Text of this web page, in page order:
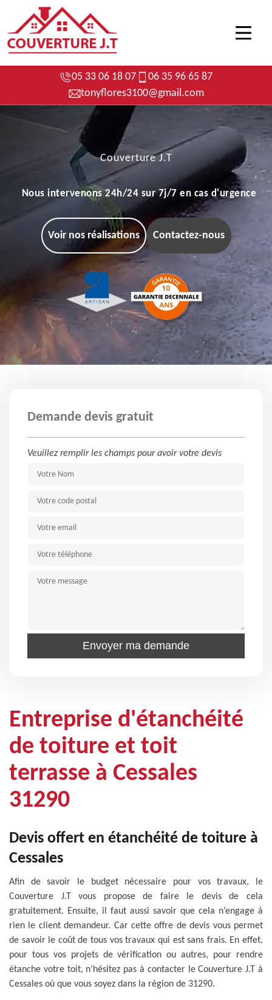
05 33 06 18 07
06 35 96 65 87
tonyflores3100@gmail.com
Couverture J.T
Nous intervenons 24h/24 sur 7j/7 en cas d'urgence
Voir nos réalisations Contactez-nous
Demande devis gratuit
Veuillez remplir les champs pour avoir votre devis
Entreprise d'étanchéité
de toiture et toit
terrasse à Cessales
31290
Devis offert en étanchéité de toiture à
Cessales
Afin de savoir le budget nécessaire pour vos travaux, le
Couverture J.T vous propose de faire le devis de cela
gratuitement. Ensuite, il faut aussi savoir que cela n’engage à
rien le client demandeur. Car cette offre de devis vous permet
de savoir le coût de tous vos travaux qui est sans frais. En effet,
pour tous vos projets de vérification ou autres, pour rendre
étanche votre toit, n’hésitez pas à contacter le Couverture J.T à
Cessales où que vous soyez dans la région de 31290.